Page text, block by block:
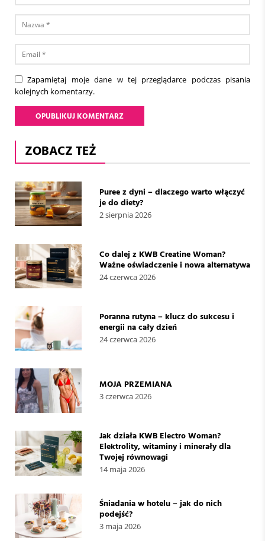
Zapamiętaj moje dane w tej przeglądarce podczas pisania
kolejnych komentarzy.
ZOBACZ TEŻ
Puree z dyni – dlaczego warto włączyć
je do diety?
2 sierpnia 2026
Co dalej z KWB Creatine Woman?
Ważne oświadczenie i nowa alternatywa
24 czerwca 2026
Poranna rutyna – klucz do sukcesu i
energii na cały dzień
24 czerwca 2026
MOJA PRZEMIANA
3 czerwca 2026
Jak działa KWB Electro Woman?
Elektrolity, witaminy i minerały dla
Twojej równowagi
14 maja 2026
Śniadania w hotelu – jak do nich
podejść?
3 maja 2026